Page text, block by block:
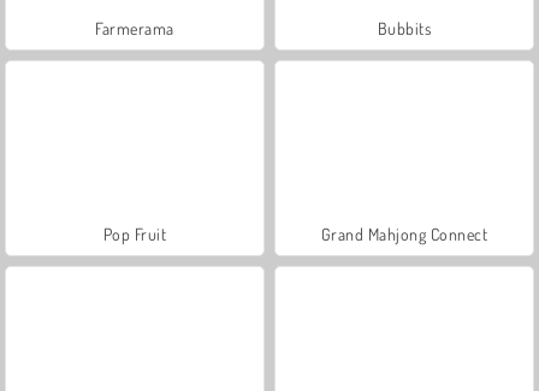
Farmerama Bubbits
Pop Fruit Grand Mahjong Connect